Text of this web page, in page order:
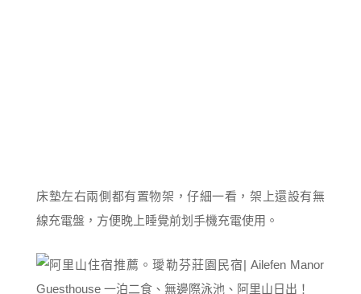
床墊左右兩側都有置物架，仔細一看，架上還設有無
線充電盤，方便晚上睡覺前划手機充電使用。